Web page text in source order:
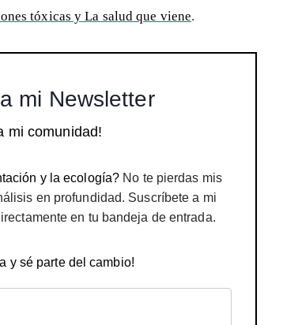
tóxicas y La salud que viene.
mi Newsletter
mi comunidad!
y la ecología? No te pierdas mis
en profundidad. Suscríbete a mi
en tu bandeja de entrada.
y sé parte del cambio!